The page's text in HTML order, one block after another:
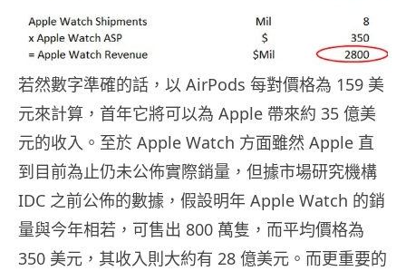
若然數字準確的話，以 AirPods 每對價格為 159 美
元來計算，首年它將可以為 Apple 帶來約 35 億美
元的收入。至於 Apple Watch 方面雖然 Apple 直
到目前為止仍未公佈實際銷量，但據市場研究機構
IDC 之前公佈的數據，假設明年 Apple Watch 的銷
量與今年相若，可售出 800 萬隻，而平均價格為
350 美元，其收入則大約有 28 億美元。而更重要的